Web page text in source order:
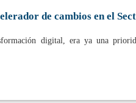
de cambios en el
digital, era ya una